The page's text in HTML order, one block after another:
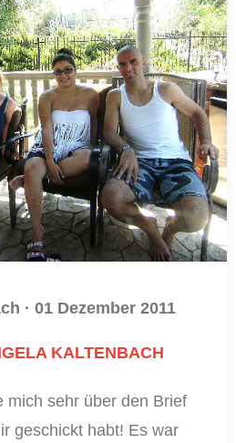
· 01 Dezember 2011
KALTENBACH
mich sehr über den Brief
geschickt habt! Es war